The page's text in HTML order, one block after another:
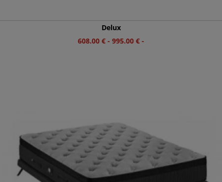
Delux
608.00 € - 995.00 € -